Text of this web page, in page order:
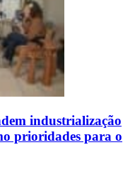
industrialização
prioridades para o